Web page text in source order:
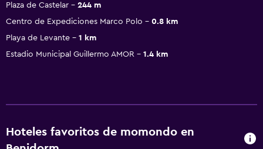
Plaza de Castelar
244 m
Centro de Expediciones Marco Polo
0.8 km
Playa de Levante
1 km
Estadio Municipal Guillermo AMOR
1.4 km
Hoteles favoritos de momondo en